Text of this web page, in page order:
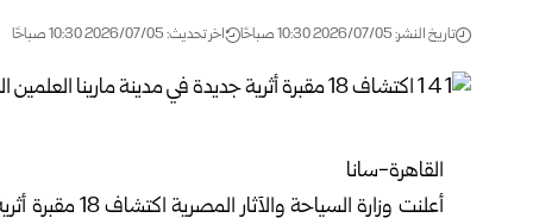
تاريخ النشر: 2026/07/05 10:30 صباحًا اخر تحديث: 2026/07/05 10:30 صباحًا
القاهرة-سانا
أعلنت وزارة